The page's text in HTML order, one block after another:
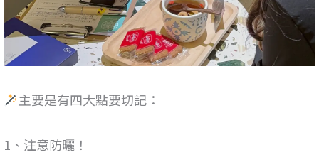
主要是有四大點要切記：
1、注意防曬！